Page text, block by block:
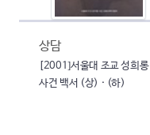
상담
[2001]서울대 조교 성희롱
사건 백서 (상) · (하)